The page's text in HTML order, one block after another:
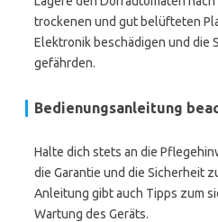
trockenen und gut belüfteten
Elektronik beschädigen und die
gefährden.
Bedienungsanleitung
Halte dich stets an die
die Garantie und die Sicherheit
Anleitung gibt auch Tipps zum
Wartung des Geräts.